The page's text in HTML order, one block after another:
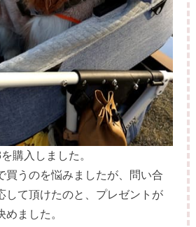
購入しました。
買うのを悩みましたが、問い合
して頂けたのと、プレゼントが
ました。